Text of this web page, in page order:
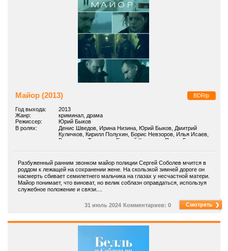
Майор (2013) BDRip
Год выхода:
2013
Жанр:
криминал, драма
Режиссер:
Юрий Быков
В ролях:
Денис Шведов, Ирина Низина, Юрий Быков, Дмитрий
Куличков, Кирилл Полухин, Борис Невзоров, Илья Исаев,
Владислав Толдыков, Евгений Кочетков, Павел Басов
Разбуженный ранним звонком майор полиции Сергей Соболев мчится в
роддом к лежащей на сохранении жене. На скользкой зимней дороге он
насмерть сбивает семилетнего мальчика на глазах у несчастной матери.
Майор понимает, что виноват, но велик соблазн оправдаться, используя
служебное положение и связи....
31 июль 2024 Комментариев: 0 Смотреть